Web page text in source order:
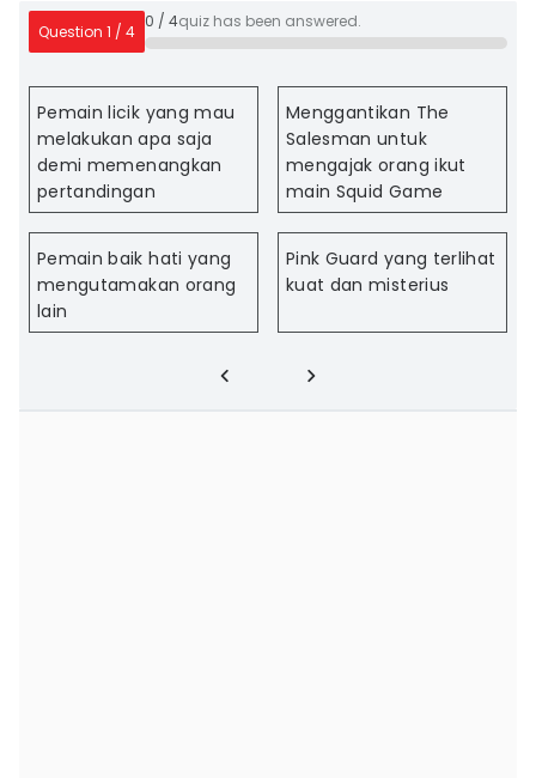
Question 1 / 4
0 / 4quiz has been answered.
Pemain licik yang mau
melakukan apa saja
demi memenangkan
pertandingan
Menggantikan The
Salesman untuk
mengajak orang ikut
main Squid Game
Pemain baik hati yang
mengutamakan orang
lain
Pink Guard yang terlihat
kuat dan misterius